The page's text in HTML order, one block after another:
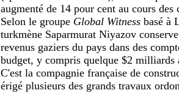
augmenté de 14 pour cent au cours des
Selon le groupe Global Witness basé à
turkmène Saparmurat Niyazov
revenus gaziers du pays dans des
budget, y compris quelque $2
C'est la compagnie française de
érigé plusieurs des grands travaux